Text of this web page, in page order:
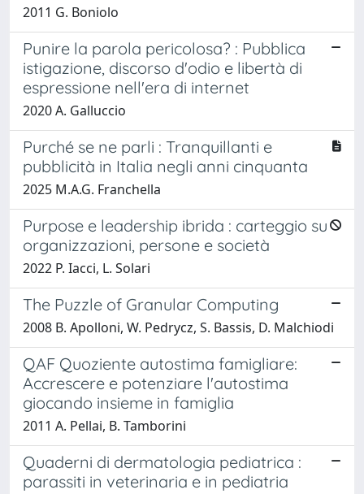
2011 G. Boniolo
Punire la parola pericolosa? : Pubblica
istigazione, discorso d'odio e libertà di
espressione nell'era di internet
2020 A. Galluccio
Purché se ne parli : Tranquillanti e
pubblicità in Italia negli anni cinquanta
2025 M.A.G. Franchella
Purpose e leadership ibrida : carteggio su
organizzazioni, persone e società
2022 P. Iacci, L. Solari
The Puzzle of Granular Computing
2008 B. Apolloni, W. Pedrycz, S. Bassis, D. Malchiodi
QAF Quoziente autostima famigliare:
Accrescere e potenziare l'autostima
giocando insieme in famiglia
2011 A. Pellai, B. Tamborini
Quaderni di dermatologia pediatrica :
parassiti in veterinaria e in pediatria